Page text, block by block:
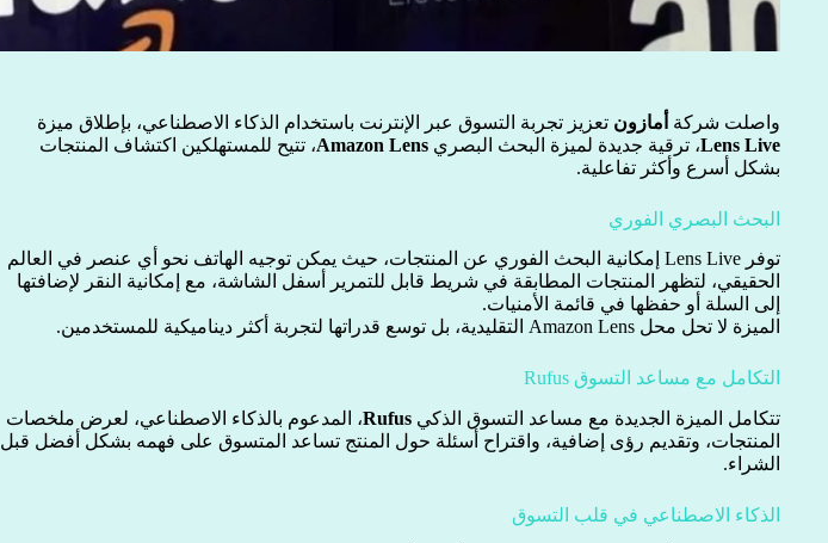
واصلت شركة أمازون تعزيز تجربة التسوق عبر الإنترنت باستخدام الذكاء الاصطناعي، بإطلاق ميزة
Lens Live، ترقية جديدة لميزة البحث البصري Amazon Lens، تتيح للمستهلكين اكتشاف المنتجات
بشكل أسرع وأكثر تفاعلية.
البحث البصري الفوري
توفر Lens Live إمكانية البحث الفوري عن المنتجات، حيث يمكن توجيه الهاتف نحو أي عنصر في العالم
الحقيقي، لتظهر المنتجات المطابقة في شريط قابل للتمرير أسفل الشاشة، مع إمكانية النقر لإضافتها
إلى السلة أو حفظها في قائمة الأمنيات.
الميزة لا تحل محل Amazon Lens التقليدية، بل توسع قدراتها لتجربة أكثر ديناميكية للمستخدمين.
التكامل مع مساعد التسوق Rufus
تتكامل الميزة الجديدة مع مساعد التسوق الذكي Rufus، المدعوم بالذكاء الاصطناعي، لعرض ملخصات
المنتجات، وتقديم رؤى إضافية، واقتراح أسئلة حول المنتج تساعد المتسوق على فهمه بشكل أفضل قبل
الشراء.
الذكاء الاصطناعي في قلب التسوق